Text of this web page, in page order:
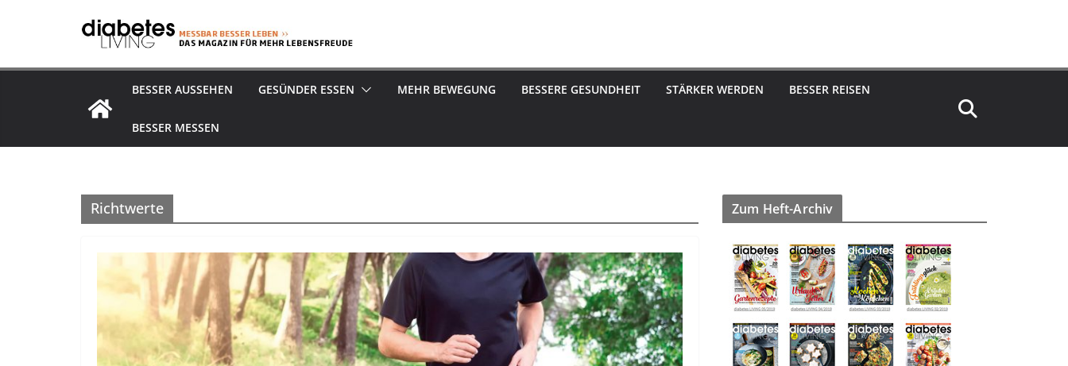
BESSER AUSSEHEN GESÜNDER ESSEN MEHR BEWEGUNG BESSERE GESUNDHEIT STÄRKER WERDEN BESSER REISEN
BESSER MESSEN
Richtwerte Zum Heft-Archiv